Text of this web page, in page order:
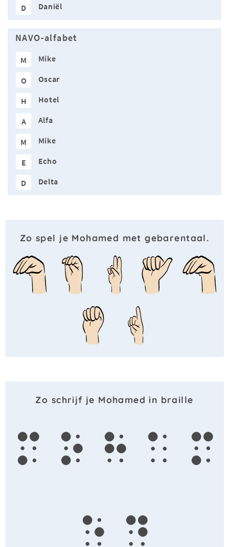
D Daniël
NAVO-alfabet
M Mike
O Oscar
H Hotel
A Alfa
M Mike
E Echo
D Delta
Zo spel je Mohamed met gebarentaal.
Zo schrijf je Mohamed in braille
m o h a m